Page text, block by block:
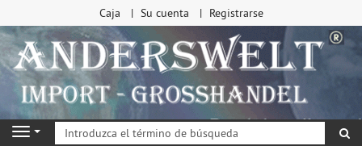
Caja Su cuenta Registrarse
Navigation